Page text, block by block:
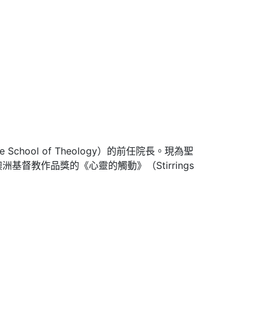
School of Theology）的前任院長。現為聖
基督教作品獎的《心靈的觸動》（Stirrings